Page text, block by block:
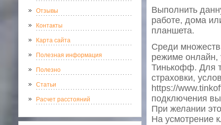
Отзывы
Контакты
Карта сайта
Полезная информация
Полезно
Статьи
Расчет расстояний
Выполнить
работе, дома
планшета.
Среди
режиме онлайн,
Тинькофф. Для
страховки,
https://
подключения
При желании
На усмотрение